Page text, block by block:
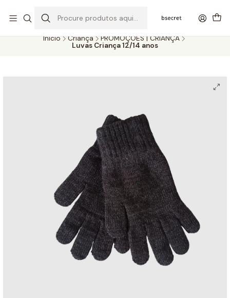
A 5 DIAS
Início Criança
PROMOÇÕES | CRIANÇA
Luvas Criança 12/14 anos